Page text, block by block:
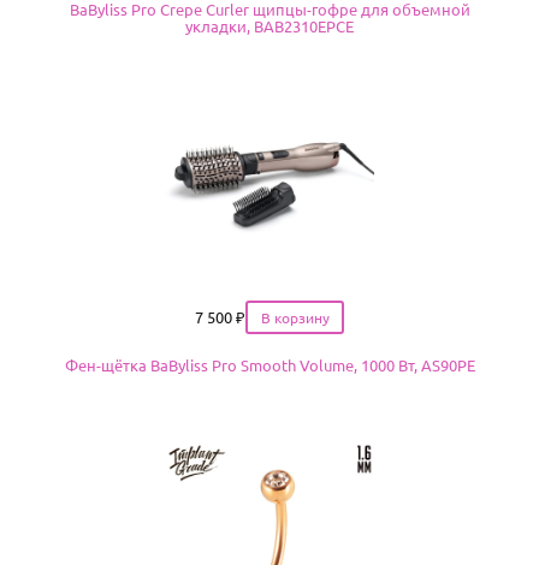
BaByliss Pro Crepe Curler щипцы-гофре для объемной
укладки, BAB2310EPCE
Цена
7 500 ₽
Фен-щётка BaByliss Pro Smooth Volume, 1000 Вт, AS90PE